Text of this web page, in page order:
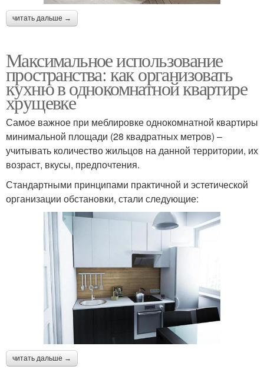
читать дальше →
Максимальное использование
пространства: как организовать
кухню в однокомнатной квартире
хрущевке
Самое важное при меблировке однокомнатной квартиры
минимальной площади (28 квадратных метров) –
учитывать количество жильцов на данной территории, их
возраст, вкусы, предпочтения.
Стандартными принципами практичной и эстетической
организации обстановки, стали следующие:
читать дальше →